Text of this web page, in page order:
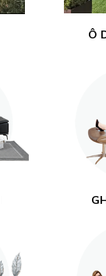
Ô